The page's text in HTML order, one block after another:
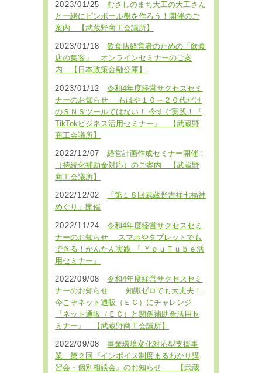
2023/01/25
むさしのまち大工の大工さん
と一緒にピンボール盤を作ろう！開催のご
案内 【武蔵野商工会議所】
2023/01/18
飲食店経営者のための「飲食
店の集客」 オンラインセミナーのご案
内 【日本政策金融公庫】
2023/01/12
令和4年度経営サクセスセミ
ナーのお知らせ もはや１０～２０代だけ
のＳＮＳツールではない！ 今すぐ実践！『
TikTokビジネス活用セミナー』 【武蔵野
商工会議所】
2022/12/07
経営計画作成セミナー開催！
（持続化補助金対応）のご案内 【武蔵野
商工会議所】
2022/12/02
「第１８回武蔵野吉祥七福神
めぐり」開催
2022/11/24
令和4年度経営サクセスセミ
ナーのお知らせ スマホやタブレットでも
できる！かんたん実践 『 ＹｏｕＴｕｂｅ活
用セミナー』
2022/09/08
令和4年度経営サクセスセミ
ナーのお知らせ 知識ゼロでも大丈夫！
今こそネット通販（ＥＣ）にチャレンジ
『ネット通販（ＥＣ）と関係補助金活用セ
ミナー』 【武蔵野商工会議所】
2022/09/08
事業環境変化対応型支援事
業 第２回『インボイス制度まるわかり講
習会・個別相談会』のお知らせ 【武蔵